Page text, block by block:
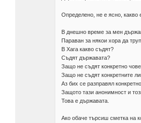
Определено, не е ясно, какво
В днешно време за мен
Параван за някои хора да
В Хага какво съдят?
Съдят държавата?
Защо не съдят конкретно
Защо не съдят конкретните
Аз бих се разправял
Защото тази анонимност и
Това е държавата.
Ако обаче търсиш сметка на